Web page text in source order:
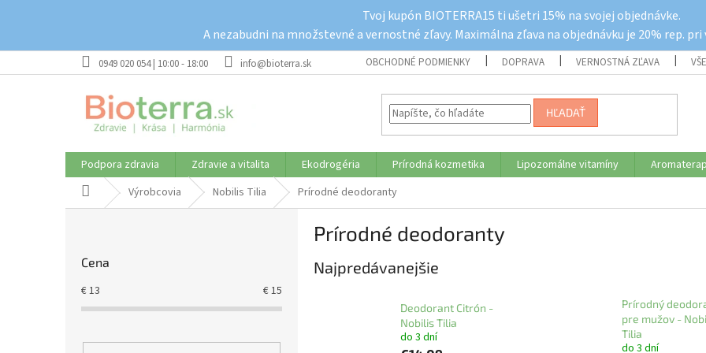
Tvoj kupón BIOTERRA15 ti ušetri 15% na svojej objednávke.
A nezabudni na množstevné a vernostné zľavy. Maximálna zľava na objednávku je 20% rep. pri
0949 020 054 | 10:00 - 18:00 info@bioterra.sk OBCHODNÉ PODMIENKY DOPRAVA VERNOSTNÁ ZĽAVA
HĽADAŤ
Podpora zdravia Zdravie a vitalita Ekodrogéria Prírodná kozmetika Lipozomálne vitamíny
DomovVýrobcovia Nobilis Tilia Prírodné deodoranty
Cena
€13 €15
Prírodné deodoranty
Najpredávanejšie
Deodorant Citrón -
Nobilis Tilia
do 3 dní
Prírodný
pre mužov -
Tilia
do 3 dní